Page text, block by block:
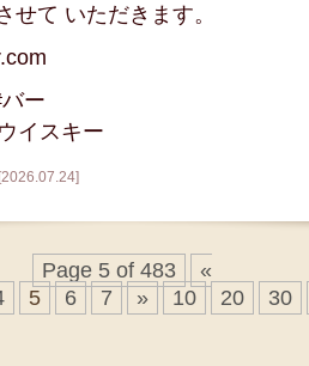
て いただきます。
ー
イスキー
Page 5 of 483
«
5 6 7 » 10 20 30